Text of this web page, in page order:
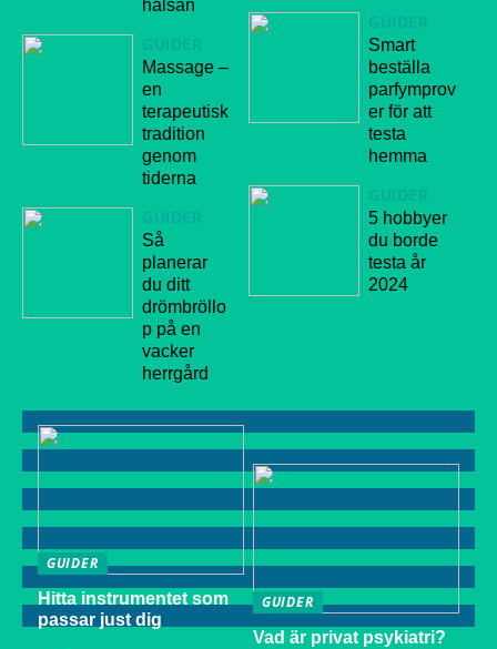
hälsan
GUIDER
Massage –
en
terapeutisk
tradition
genom
tiderna
GUIDER
Så
planerar
du ditt
drömbröllo
p på en
vacker
herrgård
GUIDER
Smart
beställa
parfymprov
er för att
testa
hemma
GUIDER
5 hobbyer
du borde
testa år
2024
GUIDER
Hitta instrumentet som
passar just dig
GUIDER
Vad är privat psykiatri?